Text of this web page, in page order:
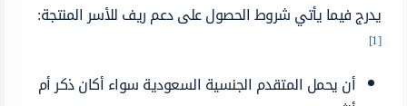
يدرج فيما يأتي شروط الحصول على دعم ريف للأسر المنتجة:
[1]
أن يحمل المتقدم الجنسية السعودية سواء أكان ذكر أم